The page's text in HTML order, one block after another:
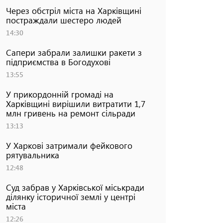
Через обстріл міста на Харківщині
постраждали шестеро людей
14:30
Сапери забрали залишки ракети з
підприємства в Богодухові
13:55
У прикордонній громаді на
Харківщині вирішили витратити 1,7
млн гривень на ремонт сільради
13:13
У Харкові затримали фейкового
рятувальника
12:48
Суд забрав у Харківської міськради
ділянку історичної землі у центрі
міста
12:26